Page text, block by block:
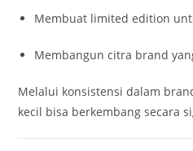
Membuat limited edition
Membangun citra brand
Melalui konsistensi dalam
kecil bisa berkembang secara